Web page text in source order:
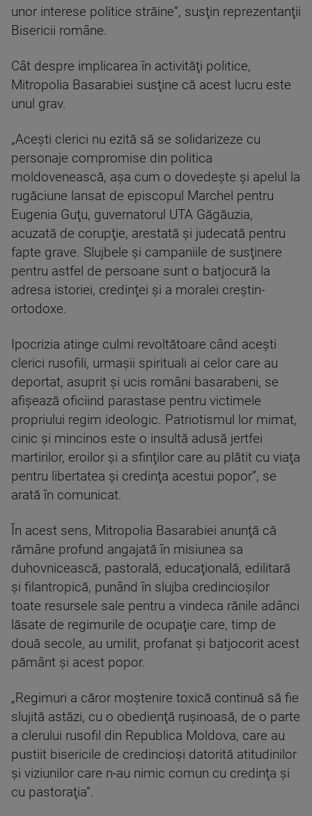
unor interese politice străine”, susţin reprezentanţii
Bisericii române.
Cât despre implicarea în activităţi politice,
Mitropolia Basarabiei susţine că acest lucru este
unul grav.
„Aceşti clerici nu ezită să se solidarizeze cu
personaje compromise din politica
moldovenească, aşa cum o dovedeşte şi apelul la
rugăciune lansat de episcopul Marchel pentru
Eugenia Guţu, guvernatorul UTA Găgăuzia,
acuzată de corupţie, arestată şi judecată pentru
fapte grave. Slujbele şi campaniile de susţinere
pentru astfel de persoane sunt o batjocură la
adresa istoriei, credinţei şi a moralei creştin-
ortodoxe.
Ipocrizia atinge culmi revoltătoare când aceşti
clerici rusofili, urmaşii spirituali ai celor care au
deportat, asuprit şi ucis români basarabeni, se
afişează oficiind parastase pentru victimele
propriului regim ideologic. Patriotismul lor mimat,
cinic şi mincinos este o insultă adusă jertfei
martirilor, eroilor şi a sfinţilor care au plătit cu viaţa
pentru libertatea şi credinţa acestui popor”, se
arată în comunicat.
În acest sens, Mitropolia Basarabiei anunţă că
rămâne profund angajată în misiunea sa
duhovnicească, pastorală, educaţională, edilitară
şi filantropică, punând în slujba credincioşilor
toate resursele sale pentru a vindeca rănile adânci
lăsate de regimurile de ocupaţie care, timp de
două secole, au umilit, profanat şi batjocorit acest
pământ şi acest popor.
„Regimuri a căror moştenire toxică continuă să fie
slujită astăzi, cu o obedienţă ruşinoasă, de o parte
a clerului rusofil din Republica Moldova, care au
pustiit bisericile de credincioşi datorită atitudinilor
şi viziunilor care n-au nimic comun cu credinţa şi
cu pastoraţia”.